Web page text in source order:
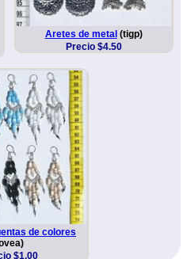
Aretes de metal (tigp)
Precio $4.50
de colores
$1.00